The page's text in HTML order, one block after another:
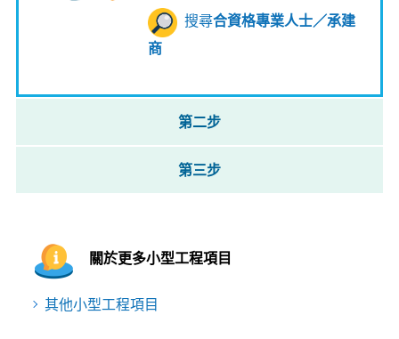
搜尋合資格專業人士／承建
商
第二步
第三步
關於更多小型工程項目
其他小型工程項目